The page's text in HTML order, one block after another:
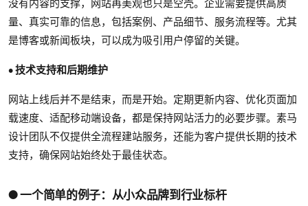
量、真实可靠的信息，包括案例、产品细节、服务流程等。尤其
是博客或新闻板块，可以成为吸引用户停留的关键。
• 技术支持和后期维护
网站上线后并不是结束，而是开始。定期更新内容、优化页面加
载速度、适配移动端设备，都是保持网站活力的必要步骤。素马
设计团队不仅提供全流程建站服务，还能为客户提供长期的技术
支持，确保网站始终处于最佳状态。
● 一个简单的例子：从小众品牌到行业标杆